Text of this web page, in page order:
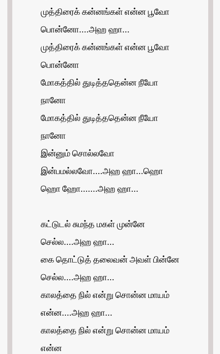
முத்திரைக் கன்னங்கள் என்ன பூவோ
பொன்னோ....அஹ ஹா...
முத்திரைக் கன்னங்கள் என்ன பூவோ
பொன்னோ
மோகத்தில் துடித்ததென்ன நீயோ
நானோ
மோகத்தில் துடித்ததென்ன நீயோ
நானோ
இன்னும் சொல்லவோ
இன்பமல்லவோ....அஹ ஹா...ஹொ
ஹொ ஹோ.......அஹ ஹா...
கட்டுடல் சுமந்த மகள் முன்னே
செல்ல....அஹ ஹா...
கை தொட்டுத் தலைவன் அவள் பின்னே
செல்ல....அஹ ஹா...
காலத்தை நில் என்று சொன்ன மாயம்
என்ன....அஹ ஹா...
காலத்தை நில் என்று சொன்ன மாயம்
என்ன